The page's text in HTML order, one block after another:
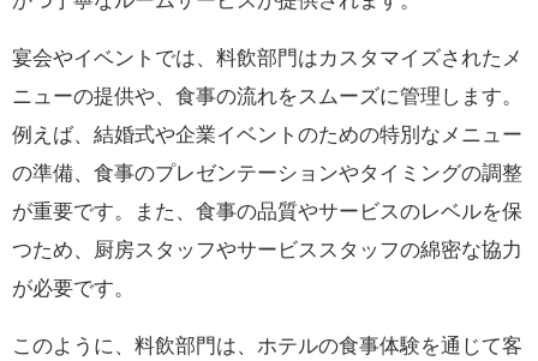
宴会やイベントでは、料飲部門はカスタマイズされたメ
ニューの提供や、食事の流れをスムーズに管理します。
例えば、結婚式や企業イベントのための特別なメニュー
の準備、食事のプレゼンテーションやタイミングの調整
が重要です。また、食事の品質やサービスのレベルを保
つため、厨房スタッフやサービススタッフの綿密な協力
が必要です。
このように、料飲部門は、ホテルの食事体験を通じて客